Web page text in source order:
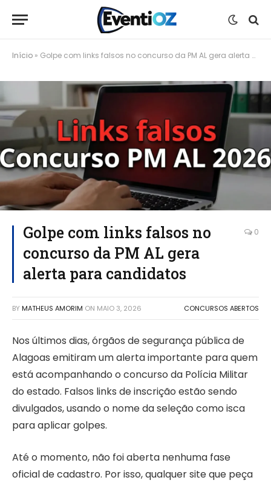
Início » Golpe com links falsos no concurso da PM AL gera alerta para candidatos
Golpe com links falsos no
concurso da PM AL gera
alerta para candidatos
0
BY MATHEUS AMORIM ON MAIO 3, 2026 CONCURSOS ABERTOS
Nos últimos dias, órgãos de segurança pública de
Alagoas emitiram um alerta importante para quem
está acompanhando o concurso da Polícia Militar
do estado. Falsos links de inscrição estão sendo
divulgados, usando o nome da seleção como isca
para aplicar golpes.
Até o momento, não foi aberta nenhuma fase
oficial de cadastro. Por isso, qualquer site que peça